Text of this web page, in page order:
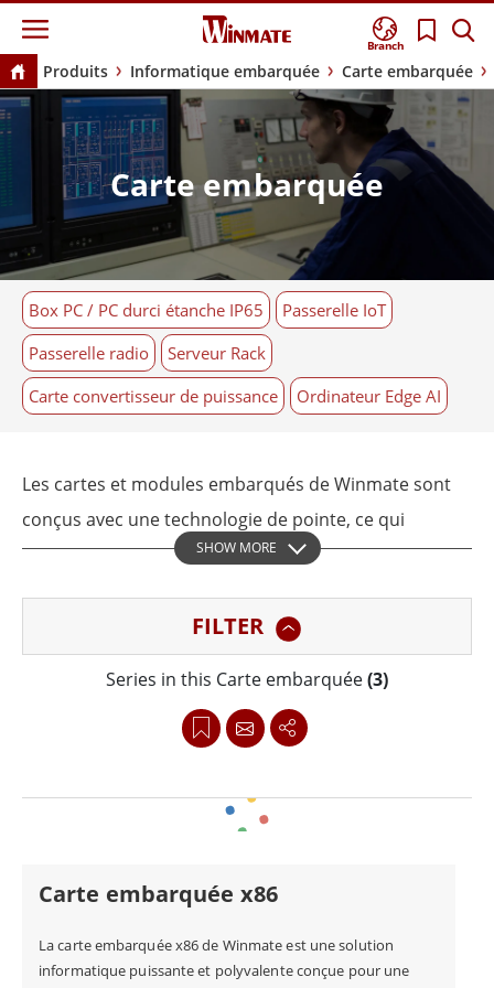
Branch
Produits Informatique embarquée Carte embarquée
Carte embarquée
Box PC / PC durci étanche IP65
Passerelle IoT
Passerelle radio
Serveur Rack
Carte convertisseur de puissance
Ordinateur Edge AI
Les cartes et modules embarqués de Winmate sont
conçus avec une technologie de pointe, ce qui
garantit que leurs produits offrent des performances
équipés des derniers processeurs des fournisseurs
leaders de l'industrie, tels qu'Intel et AMD, offrant de
puissantes capacités informatiques. Leurs solutions
COM Express offrent une évolutivité, une connectivité
d'énergie, ce qui les rend parfaites pour diverses
applications embarquées.
SHOW MORE
FILTER
Series in this Carte embarquée(3)
Carte embarquée x86
La carte embarquée x86 de Winmate est une solution
informatique puissante et polyvalente conçue pour une